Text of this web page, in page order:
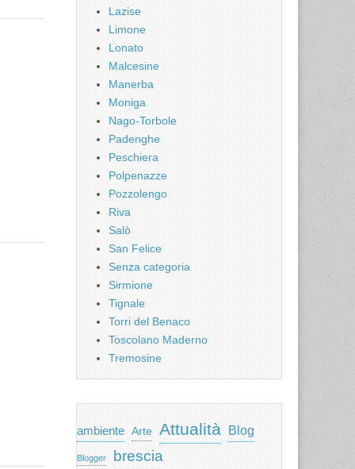
Lazise
Limone
Lonato
Malcesine
Manerba
Moniga
Nago-Torbole
Padenghe
Peschiera
Polpenazze
Pozzolengo
Riva
Salò
San Felice
Senza categoria
Sirmione
Tignale
Torri del Benaco
Toscolano Maderno
Tremosine
ambiente Arte Attualità Blog
Blogger brescia